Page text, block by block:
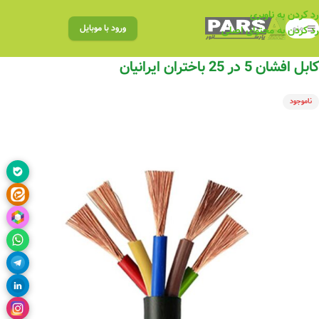
رد کردن به ناوبری
رد کردن به محتوای اصلی
منو ورود با موبایل
کابل افشان 5 در 25 باختران ایرانیان
ناموجود